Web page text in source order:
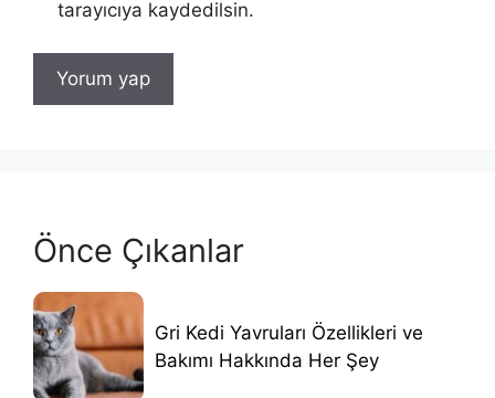
tarayıcıya kaydedilsin.
Önce Çıkanlar
Gri Kedi Yavruları Özellikleri ve
Bakımı Hakkında Her Şey